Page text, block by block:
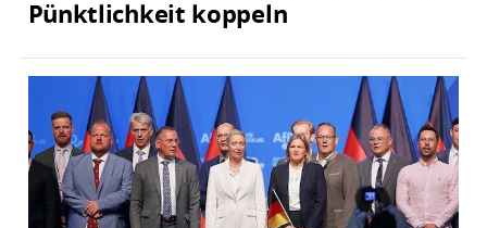
Pünktlichkeit koppeln